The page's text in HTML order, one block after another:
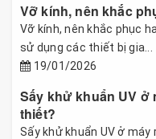
Vỡ kính, nên khắc
Vỡ kính, nên khắc phục
sử dụng các thiết bị gia...
19/01/2026
Sấy khử khuẩn UV ở
thiết?
Sấy khử khuẩn UV ở